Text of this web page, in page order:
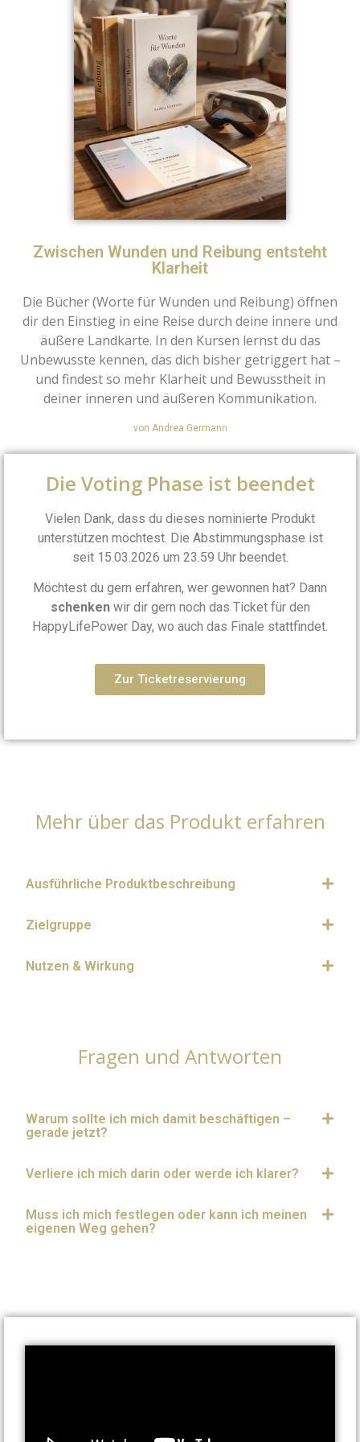
Zwischen Wunden und Reibung entsteht
Klarheit
Die Bücher (Worte für Wunden und Reibung) öffnen
dir den Einstieg in eine Reise durch deine innere und
äußere Landkarte. In den Kursen lernst du das
Unbewusste kennen, das dich bisher getriggert hat –
und findest so mehr Klarheit und Bewusstheit in
deiner inneren und äußeren Kommunikation.
von Andrea Germann
Die Voting Phase ist beendet
Vielen Dank, dass du dieses nominierte Produkt
unterstützen möchtest. Die Abstimmungsphase ist
seit 15.03.2026 um 23.59 Uhr beendet.
Möchtest du gern erfahren, wer gewonnen hat? Dann
schenkenwir dir gern noch das Ticket für den
HappyLifePower Day, wo auch das Finale stattfindet.
Zur Ticketreservierung
Mehr über das Produkt erfahren
Ausführliche Produktbeschreibung
Zielgruppe
Nutzen & Wirkung
Fragen und Antworten
Warum sollte ich mich damit beschäftigen –
gerade jetzt?
Verliere ich mich darin oder werde ich klarer?
Muss ich mich festlegen oder kann ich meinen
eigenen Weg gehen?